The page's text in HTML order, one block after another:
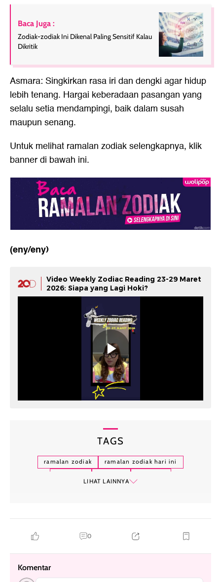
Baca Juga :
Zodiak-zodiak Ini Dikenal Paling Sensitif Kalau
Dikritik
Asmara: Singkirkan rasa iri dan dengki agar hidup
lebih tenang. Hargai keberadaan pasangan yang
selalu setia mendampingi, baik dalam susah
maupun senang.
Untuk melihat ramalan zodiak selengkapnya, klik
banner di bawah ini.
(eny/eny)
Video Weekly Zodiac Reading 23-29 Maret
2026: Siapa yang Lagi Hoki?
TAGS
ramalan zodiak
ramalan zodiak hari ini
LIHAT LAINNYA
0
Komentar